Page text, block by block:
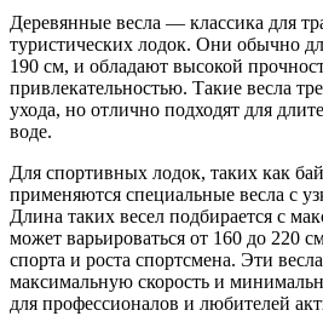
Деревянные весла — классика для
туристических лодок. Они обычно
190 см, и обладают высокой
привлекательностью. Такие весла
ухода, но отлично подходят для
воде.
Для спортивных лодок, таких как
применяются специальные весла с
Длина таких весел подбирается с
может варьироваться от 160 до 220
спорта и роста спортсмена. Эти
максимальную скорость и
для профессионалов и любителей